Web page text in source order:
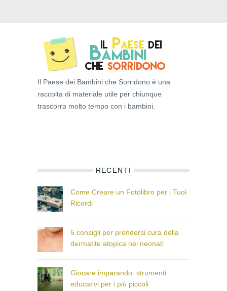
Il Paese dei Bambini che Sorridono è una
raccolta di materiale utile per chiunque
trascorra molto tempo con i bambini.
RECENTI
Come Creare un Fotolibro per i Tuoi
Ricordi
5 consigli per prendersi cura della
dermatite atopica nei neonati
Giocare imparando: strumenti
educativi per i più piccoli